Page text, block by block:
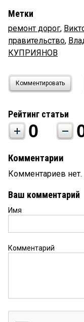
Метки
ремонт дорог,
правительство,
КУПРИЯНОВ
Комментировать
Рейтинг статьи
0
Комментарии
Комментариев нет.
Ваш комментарий
Имя
Комментарий